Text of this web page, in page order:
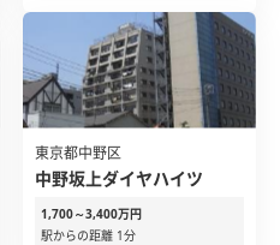
東京都中野区
中野坂上ダイヤハイツ
1,700～3,400万円
駅からの距離 1分